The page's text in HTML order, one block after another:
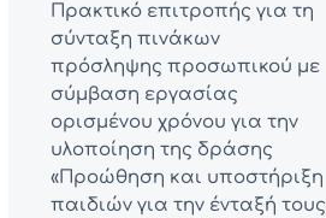
Πρακτικό επιτροπής για τη
σύνταξη πινάκων
πρόσληψης προσωπικού με
σύμβαση εργασίας
ορισμένου χρόνου για την
υλοποίηση της δράσης
«Προώθηση και υποστήριξη
παιδιών για την ένταξή τους